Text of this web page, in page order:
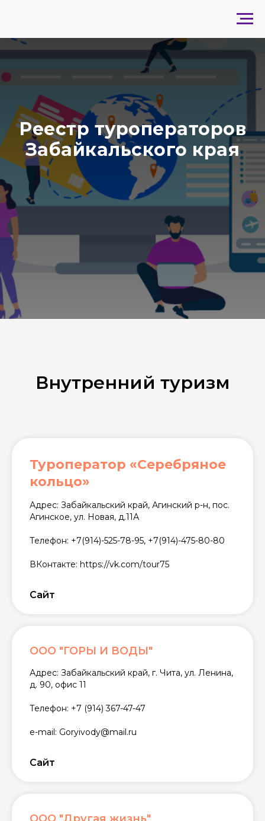
Реестр туроператоров
Забайкальского края
Внутренний туризм
Туроператор «Серебряное
кольцо»
Адрес: Забайкальский край, Агинский р-н, пос.
Агинское, ул. Новая, д.11А
Телефон: +7(914)-525-78-95, +7(914)-475-80-80
ВКонтакте: https://vk.com/tour75
Сайт
ООО "ГОРЫ И ВОДЫ"
Адрес: Забайкальский край, г. Чита, ул. Ленина,
д. 90, офис 11
Телефон: +7 (914) 367-47-47
e-mail: Goryivody@mail.ru
Сайт
ООО "Другая жизнь"